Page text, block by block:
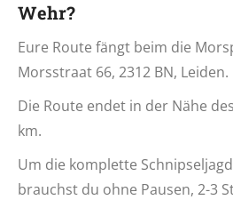
Wehr?
Eure Route fängt beim die
Morsstraat 66, 2312 BN, Leiden.
Die Route endet in der Nähe
km.
Um die komplette
brauchst du ohne Pausen, 2-3